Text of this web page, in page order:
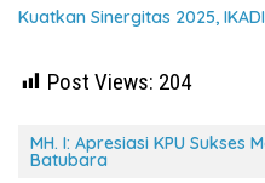
Kuatkan Sinergitas 2025,
Post Views: 204
MH. I: Apresiasi KPU Sukses
Batubara